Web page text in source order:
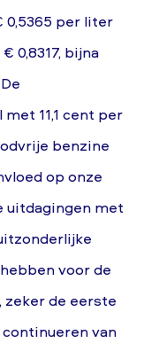
per liter
0,8317, bijna
11,1 cent per
benzine
op onze
uitdagingen met
voor de
zeker de eerste
van